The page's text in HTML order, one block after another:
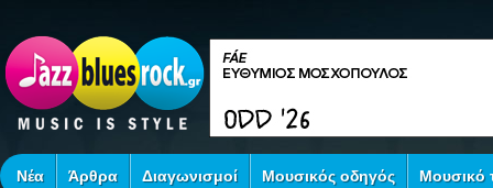
Νέα Άρθρα Διαγωνισμοί Μουσικός οδηγός Μουσικό